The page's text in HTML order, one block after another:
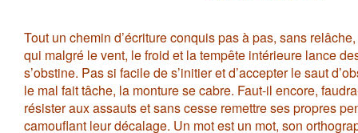
Tout un chemin d’écriture conquis pas à pas, sans
qui malgré le vent, le froid et la tempête intérieure lance
s’obstine. Pas si facile de s’initier et d’accepter le saut
le mal fait tâche, la monture se cabre. Faut-il encore,
résister aux assauts et sans cesse remettre ses propres
camouflant leur décalage. Un mot est un mot, son